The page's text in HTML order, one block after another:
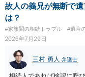
医師の意見書、筆跡鑑定
はありますが、 ・伯母様
様の意に反する遺産分割
であること からすると、
性はそれほど高くない（
言えると思います。
故人の義兄が無断で
は？
#家族間の相続トラブル #遺言
2026年7月29日
三村 勇人 弁護士
相続人であれば検認に呼